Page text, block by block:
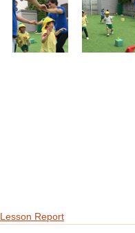
Lesson Report